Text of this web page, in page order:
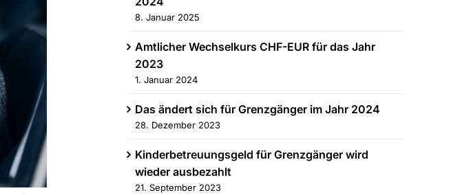
8. Januar 2025
Amtlicher Wechselkurs CHF-EUR für das Jahr
2023
1. Januar 2024
Das ändert sich für Grenzgänger im Jahr 2024
28. Dezember 2023
Kinderbetreuungsgeld für Grenzgänger wird
wieder ausbezahlt
21. September 2023